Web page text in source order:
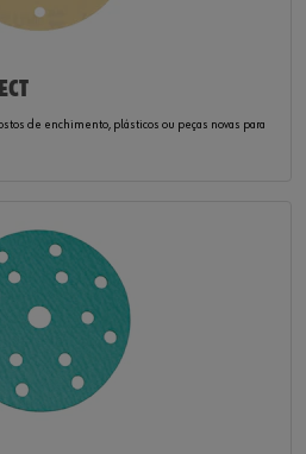
de enchimento, plásticos ou peças novas para